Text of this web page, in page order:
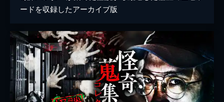
ードを収録したアーカイブ版